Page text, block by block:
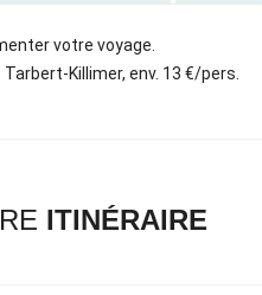
votre voyage.
Tarbert-Killimer, env. 13 €/pers.
ITINÉRAIRE